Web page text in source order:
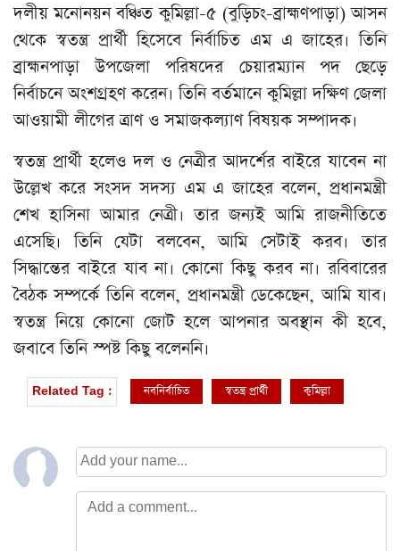
দলীয় মনোনয়ন বঞ্চিত কুমিল্লা-৫ (বুড়িচং-ব্রাহ্মণপাড়া) আসন
থেকে স্বতন্ত্র প্রার্থী হিসেবে নির্বাচিত এম এ জাহের। তিনি
ব্রাহ্মনপাড়া উপজেলা পরিষদের চেয়ারম্যান পদ ছেড়ে
নির্বাচনে অংশগ্রহণ করেন। তিনি বর্তমানে কুমিল্লা দক্ষিণ জেলা
আওয়ামী লীগের ত্রাণ ও সমাজকল্যাণ বিষয়ক সম্পাদক।
স্বতন্ত্র প্রার্থী হলেও দল ও নেত্রীর আদর্শের বাইরে যাবেন না
উল্লেখ করে সংসদ সদস্য এম এ জাহের বলেন, প্রধানমন্ত্রী
শেখ হাসিনা আমার নেত্রী। তার জন্যই আমি রাজনীতিতে
এসেছি। তিনি যেটা বলবেন, আমি সেটাই করব। তার
সিদ্ধান্তের বাইরে যাব না। কোনো কিছু করব না। রবিবারের
বৈঠক সম্পর্কে তিনি বলেন, প্রধানমন্ত্রী ডেকেছেন, আমি যাব।
স্বতন্ত্র নিয়ে কোনো জোট হলে আপনার অবস্থান কী হবে,
জবাবে তিনি স্পষ্ট কিছু বলেননি।
Related Tag : নবনির্বাচিত স্বতন্ত্র প্রার্থী কুমিল্লা